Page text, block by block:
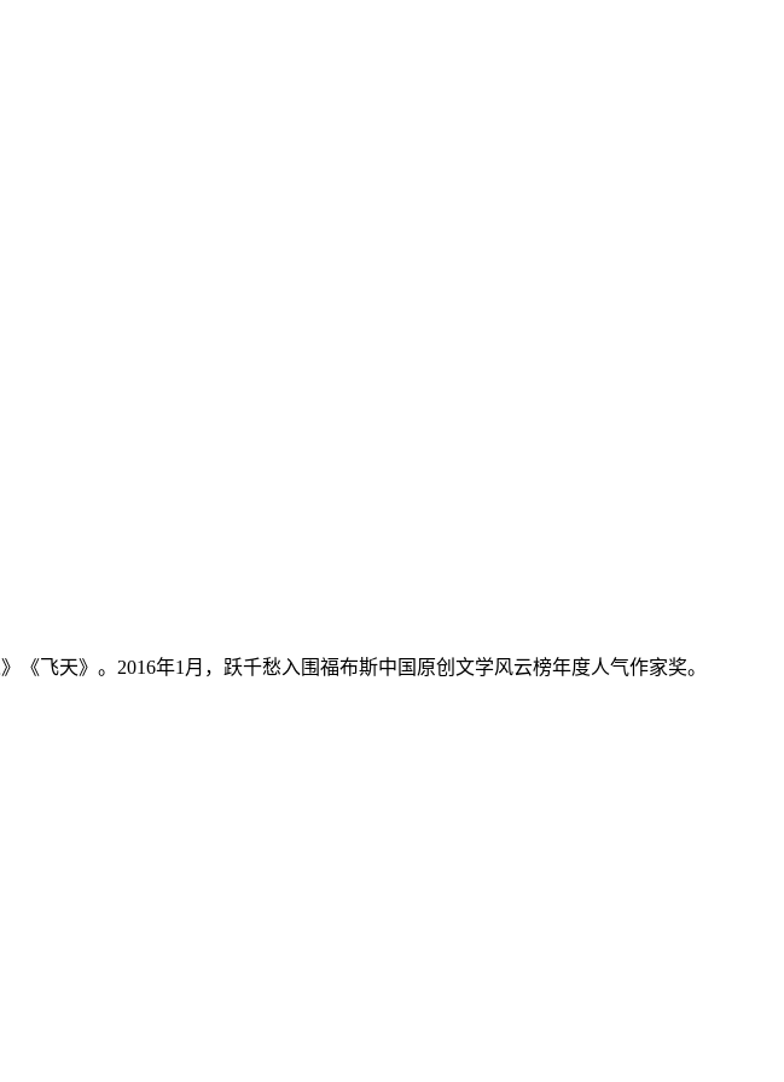
飞天》。2016年1月，跃千愁入围福布斯中国原创文学风云榜年度人气作家奖。